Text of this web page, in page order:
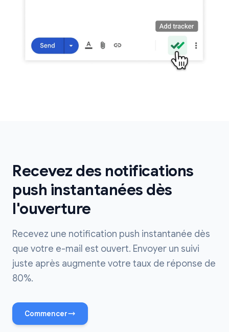
Recevez des notifications
push instantanées dès
l'ouverture
Recevez une notification push instantanée dès
que votre e-mail est ouvert. Envoyer un suivi
juste après augmente votre taux de réponse de
80%.
Commencer